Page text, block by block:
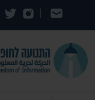
דילוג לתוכן העמוד